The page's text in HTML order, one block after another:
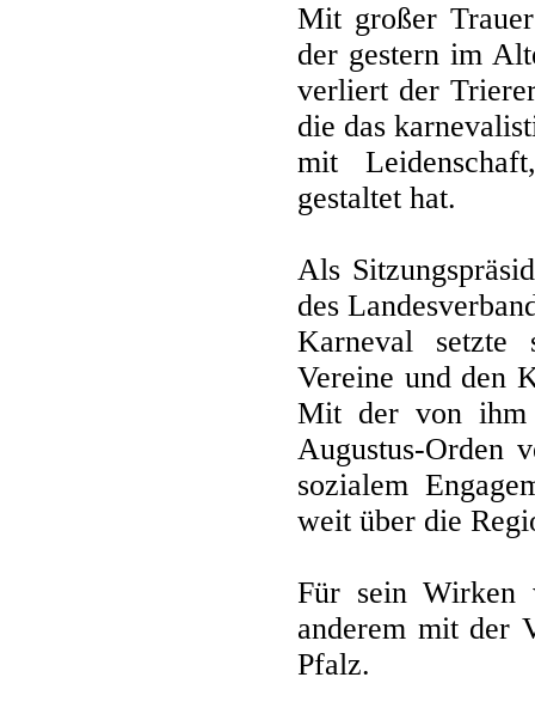
Mit großer
der gestern im
verliert der
die das
mit
gestaltet hat.
Als
des
Karneval
Vereine und den
Mit der von ihm
Augustus-Orden
sozialem
weit über die
Für sein Wirken
anderem mit der
Pfalz.